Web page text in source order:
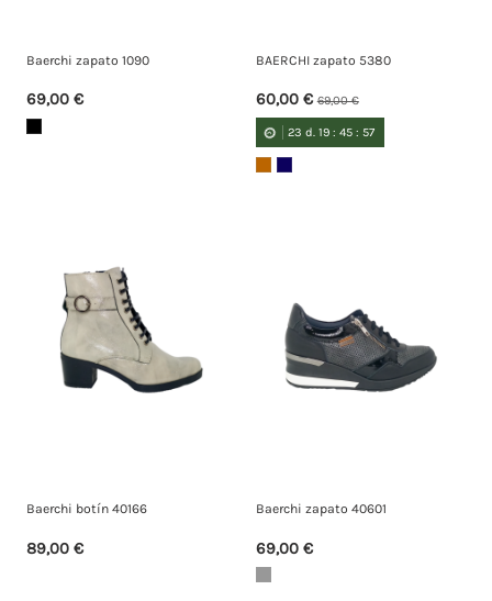
Baerchi zapato 1090
69,00 €
BAERCHI zapato 5380
60,00 €69,00 €
23 d. 19 :45 :57
Baerchi botín 40166
89,00 €
Baerchi zapato 40601
69,00 €